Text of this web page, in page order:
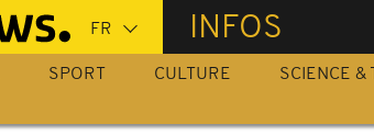
INFOS
SPORT CULTURE SCIENCE &